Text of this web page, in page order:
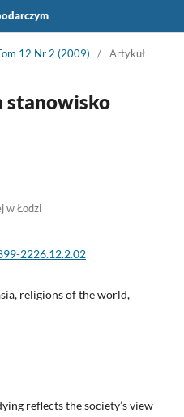
12 Nr 2 (2009) / Artykuł
stanowisko
w Łodzi
2226.12.2.02
religions of the world,
reflects the society’s view